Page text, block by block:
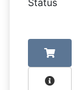
Status